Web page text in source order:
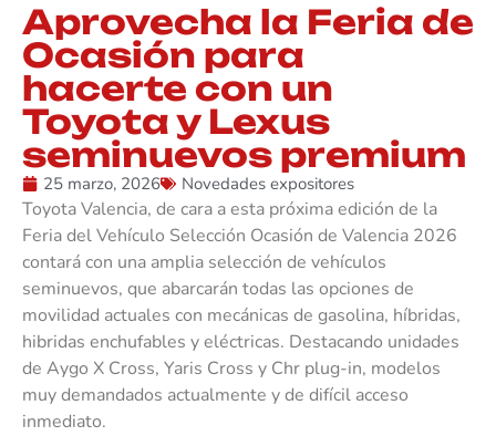
Aprovecha la Feria de
Ocasión para
hacerte con un
Toyota y Lexus
seminuevos premium
25 marzo, 2026 Novedades expositores
Toyota Valencia, de cara a esta próxima edición de la
Feria del Vehículo Selección Ocasión de Valencia 2026
contará con una amplia selección de vehículos
seminuevos, que abarcarán todas las opciones de
movilidad actuales con mecánicas de gasolina, híbridas,
hibridas enchufables y eléctricas. Destacando unidades
de Aygo X Cross, Yaris Cross y Chr plug-in, modelos
muy demandados actualmente y de difícil acceso
inmediato.